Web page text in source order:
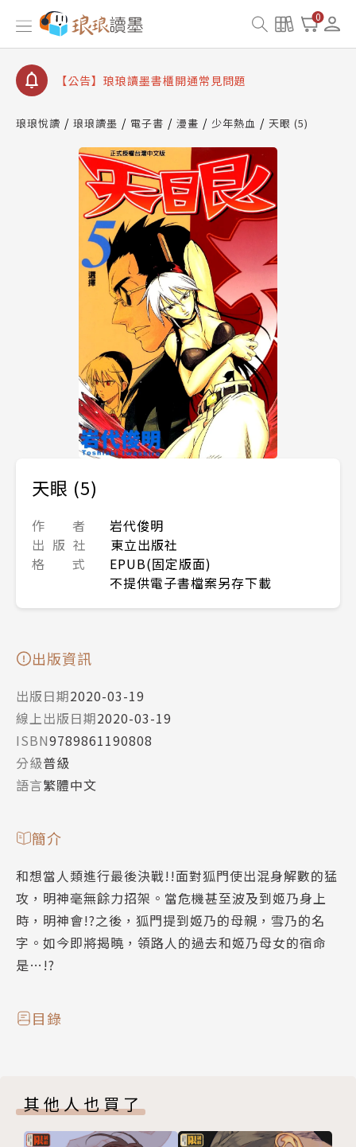
0
【公告】琅琅書店服務升級重要說明及資產合併結果
查詢
【公告】琅琅讀墨數位閱讀資產合併與書櫃開通申請
【公告】琅琅讀墨書櫃開通常見問題
請圖文教學
查詢
【公告】琅琅讀墨數位閱讀資產合併與書櫃開通申請
琅琅悅讀 琅琅讀墨 電子書 漫畫 少年熱血 天眼 (5)
天眼 (5)
作 者
岩代俊明
出 版 社
東立出版社
格 式
EPUB(固定版面)
不提供電子書檔案另存下載
出版資訊
出版日期2020-03-19
線上出版日期2020-03-19
ISBN9789861190808
分級普級
語言繁體中文
簡介
和想當人類進行最後決戰!!面對狐門使出混身解數的猛
攻，明神毫無餘力招架。當危機甚至波及到姬乃身上
時，明神會!?之後，狐門提到姬乃的母親，雪乃的名
字。如今即將揭曉，領路人的過去和姬乃母女的宿命
是…!?
目錄
其他人也買了